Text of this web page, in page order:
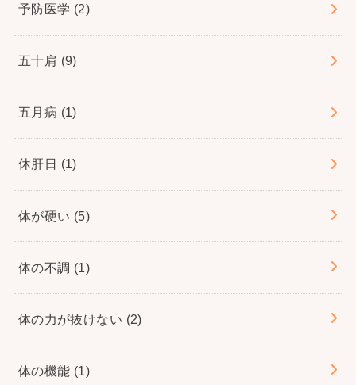
予防医学 (2)
五十肩 (9)
五月病 (1)
休肝日 (1)
体が硬い (5)
体の不調 (1)
体の力が抜けない (2)
体の機能 (1)